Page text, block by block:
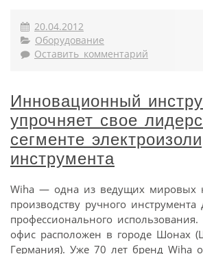
20.04.2012
Оборудование
Оставить комментарий
Инновационный
упрочняет свое
сегменте
инструмента
Wiha — одна из ведущих мировых
производству ручного инструмента
профессионального
офис расположен в городе Шонах
Германия). Уже 70 лет бренд Wiha